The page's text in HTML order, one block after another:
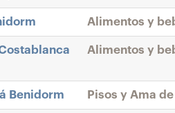
Alimentos y
Alimentos y
Benidorm Pisos y Ama